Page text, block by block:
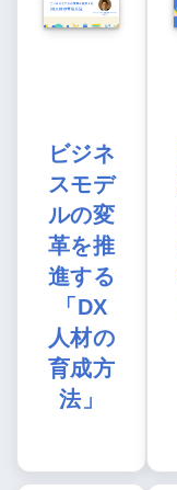
ビジネ
スモデ
ルの変
革を推
進する
「DX
人材の
育成方
法」